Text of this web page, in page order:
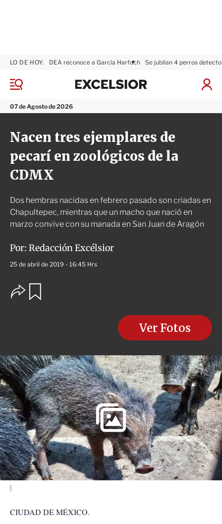
M
n
ú
07 de Agosto de 2026
LO DE HOY: DEA reconoce a García Harfuch Se jubilan 4 perros
I
n
x
l
i
o
r
Nacen tres ejemplares de
pecarí en zoológicos de la
CDMX
Dos hembras nacidas en febrero pasado son criadas en
Chapultepec, mientras que un macho que nació en
marzo convive con su manada en San Juan de Aragón
Por: Redacción Excélsior
25 de abril de 2019 - 16:45 Hrs
O
p
s
d
e
c
o
m
p
a
r
t
i
r
Ver Fotos
CIUDAD DE MÉXICO.